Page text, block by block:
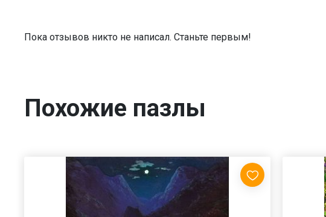
Пока отзывов никто не написал. Станьте первым!
Похожие пазлы